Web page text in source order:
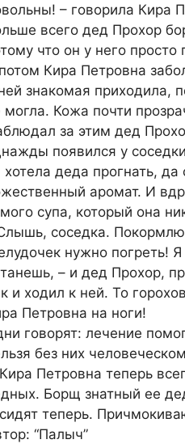
– говорила Кира
всего дед Прохор
что он у него
Кира Петровна
знакомая приходила,
могла. Кожа почти
за этим дед
появился у
хотела деда прогнать,
аромат. И
супа, который она
соседка.
нужно погреть!
– и дед Прохор,
и ходил к ней. То
Петровна на ноги!
говорят: лечение
без них
Петровна теперь
Борщ знатный ее
теперь.
“Палыч”